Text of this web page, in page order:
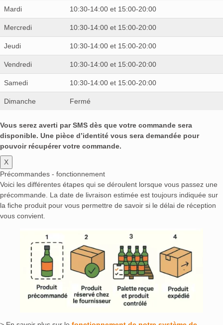
Mardi 10:30-14:00 et 15:00-20:00
Mercredi 10:30-14:00 et 15:00-20:00
Jeudi 10:30-14:00 et 15:00-20:00
Vendredi 10:30-14:00 et 15:00-20:00
Samedi 10:30-14:00 et 15:00-20:00
Dimanche Fermé
Vous serez averti par SMS dès que votre commande sera
disponible. Une pièce d’identité vous sera demandée pour
pouvoir récupérer votre commande.
X
Précommandes - fonctionnement
Voici les différentes étapes qui se déroulent lorsque vous passez une
précommande. La date de livraison estimée est toujours indiquée sur
la fiche produit pour vous permettre de savoir si le délai de réception
vous convient.